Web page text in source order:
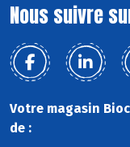
Nous suivre
Votre magasin
de :